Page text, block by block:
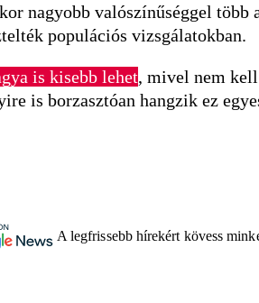
nagyobb valószínűséggel
populációs vizsgálatokban.
is kisebb lehet, mivel nem
is borzasztóan hangzik ez
A legfrissebb hírekért kövess